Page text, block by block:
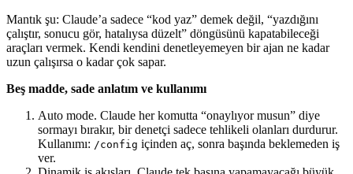
Mantık şu: Claude’a sadece “kod yaz” demek değil, “yazdığını
çalıştır, sonucu gör, hatalıysa düzelt” döngüsünü kapatabileceği
araçları vermek. Kendi kendini denetleyemeyen bir ajan ne kadar
uzun çalışırsa o kadar çok sapar.
Beş madde, sade anlatım ve kullanımı
Auto mode. Claude her komutta “onaylıyor musun” diye
sormayı bırakır, bir denetçi sadece tehlikeli olanları durdurur.
Kullanımı: /config içinden aç, sonra başında beklemeden iş
ver.